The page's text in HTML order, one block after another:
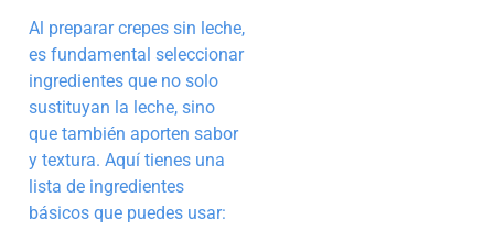
Al preparar crepes sin leche,
es fundamental seleccionar
ingredientes que no solo
sustituyan la leche, sino
que también aporten sabor
y textura. Aquí tienes una
lista de ingredientes
básicos que puedes usar: